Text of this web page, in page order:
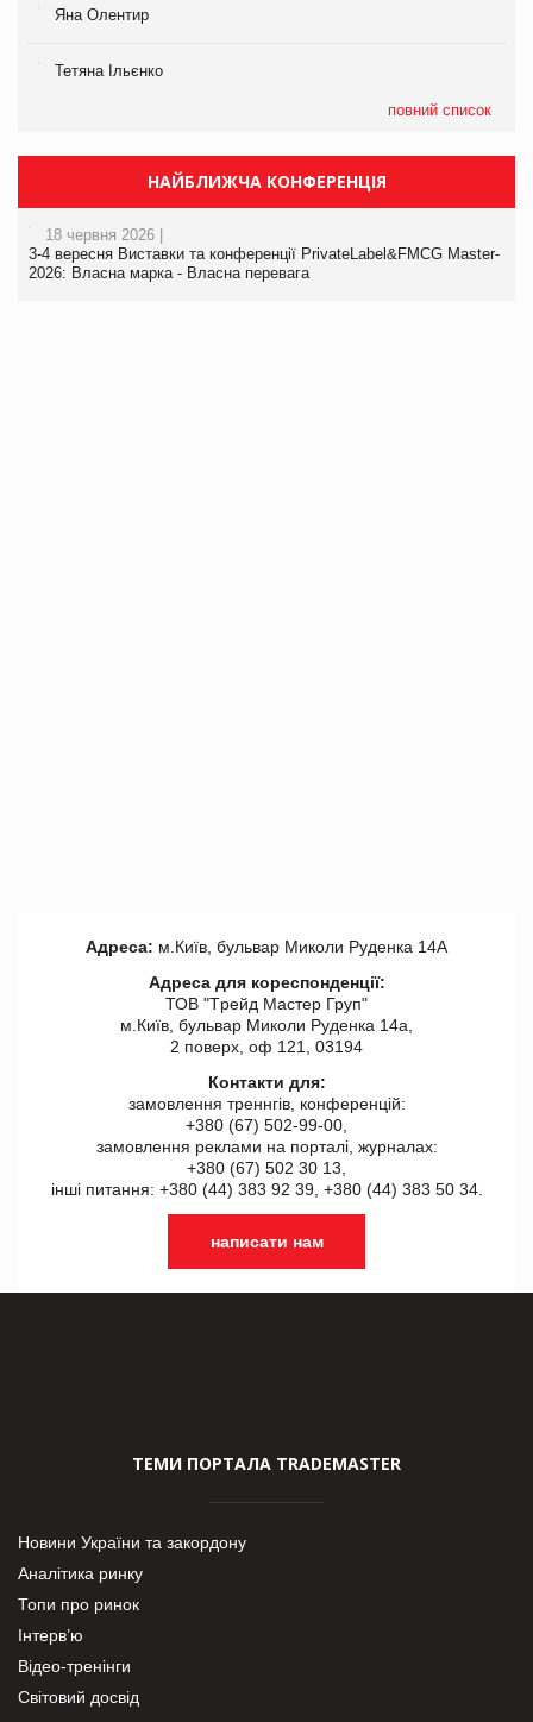
Яна Олентир
Тетяна Ільєнко
повний список
НАЙБЛИЖЧА КОНФЕРЕНЦІЯ
18 червня 2026 |
3-4 вересня Виставки та конференції PrivateLabel&FMCG Master-
2026: Власна марка - Власна перевага
Адреса: м.Київ, бульвар Миколи Руденка 14А
Адреса для кореспонденції:
ТОВ "Tрейд Мастер Груп"
м.Київ, бульвар Миколи Руденка 14а,
2 поверх, оф 121, 03194
Контакти для:
замовлення треннгів, конференцій:
+380 (67) 502-99-00,
замовлення реклами на порталі, журналах:
+380 (67) 502 30 13,
інші питання: +380 (44) 383 92 39, +380 (44) 383 50 34.
написати нам
ТЕМИ ПОРТАЛА TRADEMASTER
Новини України та закордону
Аналітика ринку
Топи про ринок
Інтерв’ю
Відео-тренінги
Світовий досвід